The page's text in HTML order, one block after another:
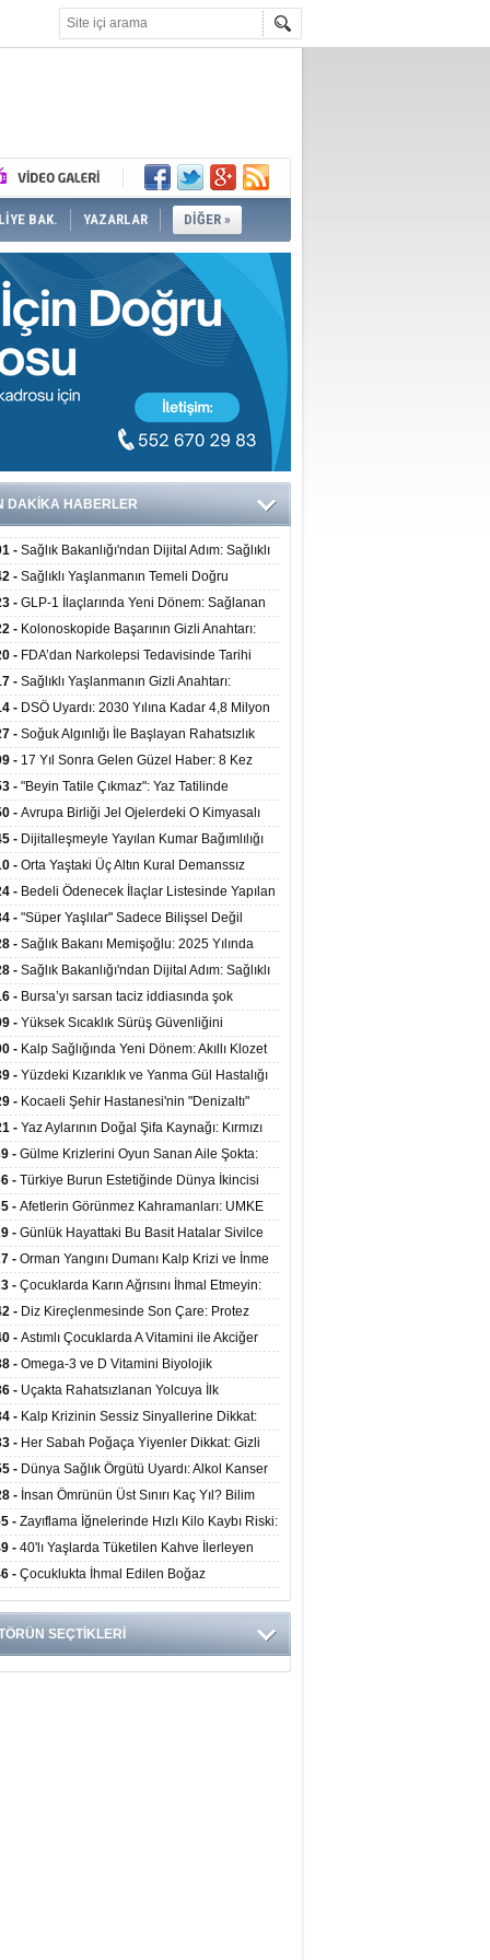
BAK. YAZARLAR DİĞER »
DAKİKA HABERLER
- Sağlık Bakanlığı'ndan Dijital Adım: Sağlıklı
Merkezlerinde Uzaktan Danışmanlık Dönemi
- Sağlıklı Yaşlanmanın Temeli Doğru
Geçiyor: İleri Yaşta Hangi Besin
İhtiyaç Duyuluyor?
- GLP-1 İlaçlarında Yeni Dönem: Sağlanan
Yalnızca Kilo Kaybıyla Sınırlı Değil
- Kolonoskopide Başarının Gizli Anahtarı:
Bağırsak Temizliği Poliplerin Gözden
Neden Oluyor
- FDA’dan Narkolepsi Tedavisinde Tarihi
Oreksin Sistemini Hedefleyen İlk İlaç
Sunuldu
- Sağlıklı Yaşlanmanın Gizli Anahtarı:
Kuvvet Antrenmanı Kas Ve Kemik Sağlığını
- DSÖ Uyardı: 2030 Yılına Kadar 4,8 Milyon
ve Ebe Açığı Oluşabilir
- Soğuk Algınlığı İle Başlayan Rahatsızlık
Yetmezliği Çıktı: 17 Yıl Sonra Nakille
Tutundu
- 17 Yıl Sonra Gelen Güzel Haber: 8 Kez
Hastaya 9'uncu Çağrıda Nakil Yapıldı
- "Beyin Tatile Çıkmaz": Yaz Tatilinde
Yüzde 39'u Unutulabiliyor
- Avrupa Birliği Jel Ojelerdeki O Kimyasalı
Kısırlık ve Alerji Riski Uyarısı
- Dijitalleşmeyle Yayılan Kumar Bağımlılığı
ve Aileyi Yıkıma Uğratıyor
- Orta Yaştaki Üç Altın Kural Demanssız
13 Yıl Uzatabiliyor
- Bedeli Ödenecek İlaçlar Listesinde Yapılan
Hakkında Duyuru 2026/30
- "Süper Yaşlılar" Sadece Bilişsel Değil
Olarak da Daha Sağlıklı Yaşıyor
- Sağlık Bakanı Memişoğlu: 2025 Yılında
Aşkın Kişiye Emzirme Eğitimi Verildi
- Sağlık Bakanlığı'ndan Dijital Adım: Sağlıklı
Merkezlerinde Uzaktan Sağlık Hizmeti
- Bursa’yı sarsan taciz iddiasında şok
- Yüksek Sıcaklık Sürüş Güvenliğini
40 Derecede Güvenli Sürüş Süresi 53
İniyor
- Kalp Sağlığında Yeni Dönem: Akıllı Klozet
30 Saniyede Ritim Bozukluğunu Tespit
- Yüzdeki Kızarıklık ve Yanma Gül Hastalığı
Belirtisi Olabilir
- Kocaeli Şehir Hastanesi'nin "Denizaltı"
Ünitesi Hastalara Umut Oluyor
- Yaz Aylarının Doğal Şifa Kaynağı: Kırmızı
Bağışıklığı ve Kalbi Koruyor
- Gülme Krizlerini Oyun Sanan Aile Şokta:
Çocuk 8 Kez Felç Geçirdi
- Türkiye Burun Estetiğinde Dünya İkincisi
- Afetlerin Görünmez Kahramanları: UMKE
Görev Başında
- Günlük Hayattaki Bu Basit Hatalar Sivilce
Tetikliyor
- Orman Yangını Dumanı Kalp Krizi ve İnme
Artırıyor
- Çocuklarda Karın Ağrısını İhmal Etmeyin:
Habercisi Olabilir
- Diz Kireçlenmesinde Son Çare: Protez
İle Yaşam Kalitesi Artıyor
- Astımlı Çocuklarda A Vitamini ile Akciğer
Arasında Bağlantı Bulundu
- Omega-3 ve D Vitamini Biyolojik
Yavaşlatabilir
- Uçakta Rahatsızlanan Yolcuya İlk
Sağlık Bakanı Memişoğlu'ndan Geldi
- Kalp Krizinin Sessiz Sinyallerine Dikkat:
Göğüs Ağrısıyla Gelmiyor
- Her Sabah Poğaça Yiyenler Dikkat: Gizli
ve Yağ Yükü Kalbi ve Bağırsakları Tehdit
- Dünya Sağlık Örgütü Uyardı: Alkol Kanser
Doğrudan Artırıyor
- İnsan Ömrünün Üst Sınırı Kaç Yıl? Bilim
Yeni Yaşam Süresi Modeli
- Zayıflama İğnelerinde Hızlı Kilo Kaybı Riski:
Hekim Kontrolü Şart Diyor
- 40'lı Yaşlarda Tüketilen Kahve İlerleyen
Zihinsel ve Fiziksel Sağlığı Koruyor
- Çocuklukta İhmal Edilen Boğaz
İleride Kalp Kapağını Bozabiliyor
SEÇTİKLERİ